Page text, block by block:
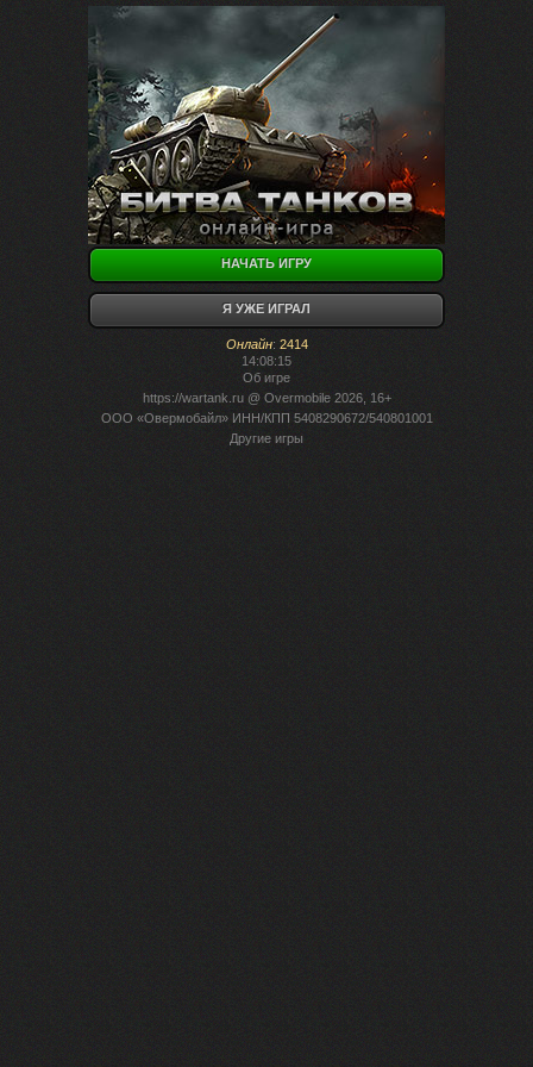
НАЧАТЬ ИГРУ
Я УЖЕ ИГРАЛ
Онлайн: 2414
14:08:15
Об игре
https://wartank.ru@ Overmobile 2026, 16+
ООО «Овермобайл» ИНН/КПП 5408290672/540801001
Другие игры